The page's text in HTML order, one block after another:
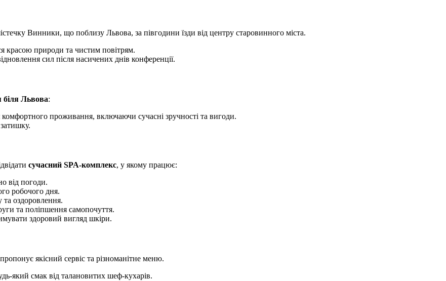
Винники, що поблизу Львова, за півгодини їзди від центру старовинного міста.
красою природи та чистим повітрям.
сил після насичених днів конференції.
Львова:
комфортного проживання, включаючи сучасні зручності та вигоди.
сучасний SPA-комплекс, у якому працює:
від погоди.
робочого дня.
та оздоровлення.
та поліпшення самопочуття.
здоровий вигляд шкіри.
якісний сервіс та різноманітне меню.
який смак від талановитих шеф-кухарів.